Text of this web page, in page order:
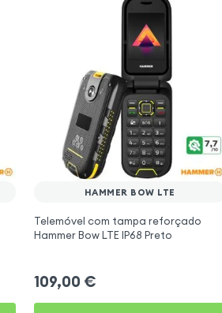
HAMMER BOW LTE
Telemóvel com tampa reforçado
Hammer Bow LTE IP68 Preto
109,00 €